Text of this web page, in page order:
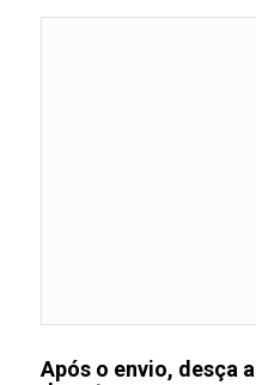
Após o envio, desça